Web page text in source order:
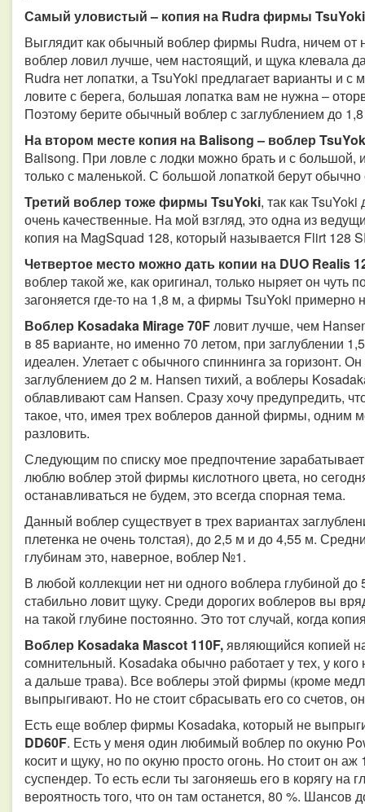
Самый уловистый – копия на Rudra фирмы TsuYoki
Выглядит как обычный воблер фирмы Rudra, ничем от
воблер ловил лучше, чем настоящий, и щука клевала
Rudra нет лопатки, а TsuYoki предлагает варианты и
ловите с берега, большая лопатка вам не нужна –
Поэтому берите обычный воблер с заглублением до
На втором месте копия на Balisong – воблер
Balisong. При ловле с лодки можно брать и с большой,
только с маленькой. С большой лопаткой берут
Третий воблер тоже фирмы TsuYoki, так как
очень качественные. На мой взгляд, это одна из
копия на MagSquad 128, который называется Flirt 128
Четвертое место можно дать копии на DUO Realis
воблер такой же, как оригинал, только ныряет он
загоняется где-то на 1,8 м, а фирмы TsuYoki примерно
Воблер Kosadaka Mirage 70Fловит лучше, чем
в 85 варианте, но именно 70 летом, при заглублении
идеален. Улетает с обычного спиннинга за горизонт.
заглублением до 2 м. Hansen тихий, а воблеры
облавливают сам Hansen. Сразу хочу предупредить,
такое, что, имея трех воблеров данной фирмы, одним
разловить.
Следующим по списку мое предпочтение
люблю воблер этой фирмы кислотного цвета, но
останавливаться не будем, это всегда спорная тема.
Данный воблер существует в трех вариантах
плетенка не очень толстая), до 2,5 м и до 4,55 м.
глубинам это, наверное, воблер №1.
В любой коллекции нет ни одного воблера глубиной
стабильно ловит щуку. Среди дорогих воблеров вы
на такой глубине постоянно. Это тот случай, когда
Воблер Kosadaka Mascot 110F,являющийся копией
сомнительный. Kosadaka обычно работает у тех, у
а дальше трава). Все воблеры этой фирмы (кроме
выпрыгивают. Но не стоит сбрасывать его со счетов,
Есть еще воблер фирмы Kosadaka, который не
DD60F. Есть у меня один любимый воблер по окуню
косит и щуку, но по окуню просто огонь. Но стоит он
суспендер. То есть если ты загоняешь его в корягу на
вероятность того, что он там останется, 80 %. Шансов